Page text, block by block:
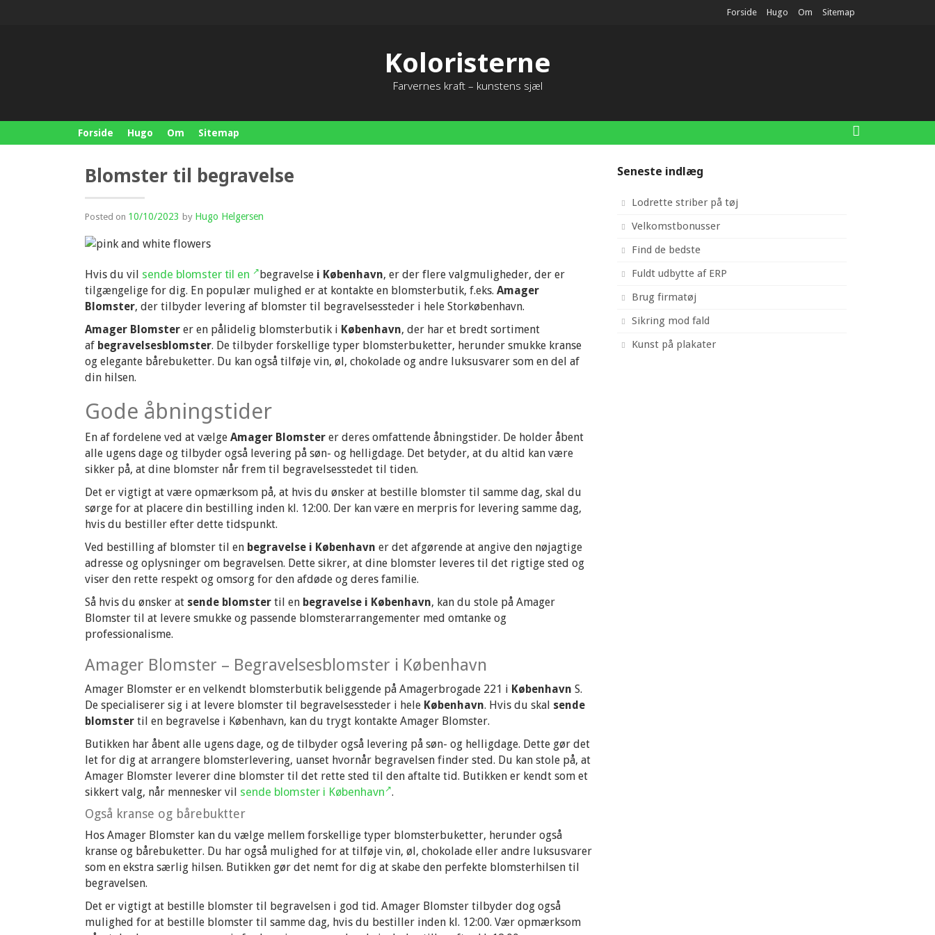
n
Forside Hugo Om Sitemap
Koloristerne
Farvernes kraft – kunstens sjæl
Forside Hugo Om Sitemap
Blomster til begravelse
Posted on 10/10/2023 by Hugo Helgersen
Hvis du vil sende blomster til en begravelse i København, er der flere valgmuligheder, der er
tilgængelige for dig. En populær mulighed er at kontakte en blomsterbutik, f.eks. Amager
Blomster, der tilbyder levering af blomster til begravelsessteder i hele Storkøbenhavn.
Amager Blomster er en pålidelig blomsterbutik i København, der har et bredt sortiment
af begravelsesblomster. De tilbyder forskellige typer blomsterbuketter, herunder smukke kranse
og elegante bårebuketter. Du kan også tilføje vin, øl, chokolade og andre luksusvarer som en del af
din hilsen.
Gode åbningstider
En af fordelene ved at vælge Amager Blomster er deres omfattende åbningstider. De holder åbent
alle ugens dage og tilbyder også levering på søn- og helligdage. Det betyder, at du altid kan være
sikker på, at dine blomster når frem til begravelsesstedet til tiden.
Det er vigtigt at være opmærksom på, at hvis du ønsker at bestille blomster til samme dag, skal du
sørge for at placere din bestilling inden kl. 12:00. Der kan være en merpris for levering samme dag,
hvis du bestiller efter dette tidspunkt.
Ved bestilling af blomster til en begravelse i København er det afgørende at angive den nøjagtige
adresse og oplysninger om begravelsen. Dette sikrer, at dine blomster leveres til det rigtige sted og
viser den rette respekt og omsorg for den afdøde og deres familie.
Så hvis du ønsker at sende blomster til en begravelse i København, kan du stole på Amager
Blomster til at levere smukke og passende blomsterarrangementer med omtanke og
professionalisme.
Amager Blomster – Begravelsesblomster i København
Amager Blomster er en velkendt blomsterbutik beliggende på Amagerbrogade 221 i København S.
De specialiserer sig i at levere blomster til begravelsessteder i hele København. Hvis du skal sende
blomster til en begravelse i København, kan du trygt kontakte Amager Blomster.
Butikken har åbent alle ugens dage, og de tilbyder også levering på søn- og helligdage. Dette gør det
let for dig at arrangere blomsterlevering, uanset hvornår begravelsen finder sted. Du kan stole på, at
Amager Blomster leverer dine blomster til det rette sted til den aftalte tid. Butikken er kendt som et
sikkert valg, når mennesker vil sende blomster i København .
Også kranse og bårebuktter
Hos Amager Blomster kan du vælge mellem forskellige typer blomsterbuketter, herunder også
kranse og bårebuketter. Du har også mulighed for at tilføje vin, øl, chokolade eller andre luksusvarer
som en ekstra særlig hilsen. Butikken gør det nemt for dig at skabe den perfekte blomsterhilsen til
begravelsen.
Det er vigtigt at bestille blomster til begravelsen i god tid. Amager Blomster tilbyder dog også
mulighed for at bestille blomster til samme dag, hvis du bestiller inden kl. 12:00. Vær opmærksom
Seneste indlæg
Lodrette striber på tøj
Velkomstbonusser
Find de bedste
Fuldt udbytte af ERP
Brug firmatøj
Sikring mod fald
Kunst på plakater